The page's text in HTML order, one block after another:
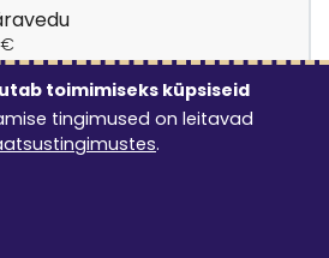
+ äravedu
+ 50 €
€
toimimiseks küpsiseid
tingimused on leitavad
.